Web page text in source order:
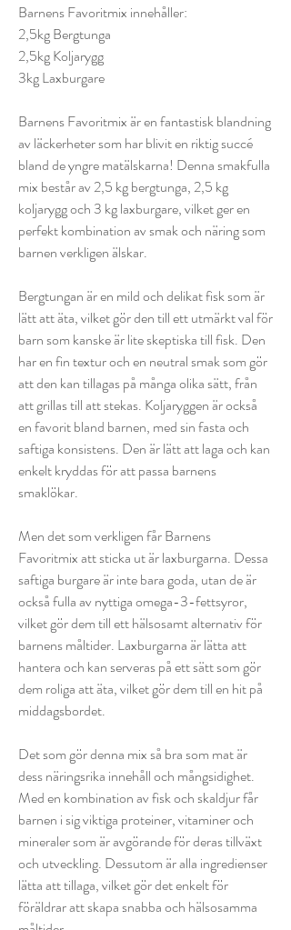
Barnens Favoritmix innehåller:
2,5kg Bergtunga
2,5kg Koljarygg
3kg Laxburgare
Barnens Favoritmix är en fantastisk blandning
av läckerheter som har blivit en riktig succé
bland de yngre matälskarna! Denna smakfulla
mix består av 2,5 kg bergtunga, 2,5 kg
koljarygg och 3 kg laxburgare, vilket ger en
perfekt kombination av smak och näring som
barnen verkligen älskar.
Bergtungan är en mild och delikat fisk som är
lätt att äta, vilket gör den till ett utmärkt val för
barn som kanske är lite skeptiska till fisk. Den
har en fin textur och en neutral smak som gör
att den kan tillagas på många olika sätt, från
att grillas till att stekas. Koljaryggen är också
en favorit bland barnen, med sin fasta och
saftiga konsistens. Den är lätt att laga och kan
enkelt kryddas för att passa barnens
smaklökar.
Men det som verkligen får Barnens
Favoritmix att sticka ut är laxburgarna. Dessa
saftiga burgare är inte bara goda, utan de är
också fulla av nyttiga omega-3-fettsyror,
vilket gör dem till ett hälsosamt alternativ för
barnens måltider. Laxburgarna är lätta att
hantera och kan serveras på ett sätt som gör
dem roliga att äta, vilket gör dem till en hit på
middagsbordet.
Det som gör denna mix så bra som mat är
dess näringsrika innehåll och mångsidighet.
Med en kombination av fisk och skaldjur får
barnen i sig viktiga proteiner, vitaminer och
mineraler som är avgörande för deras tillväxt
och utveckling. Dessutom är alla ingredienser
lätta att tillaga, vilket gör det enkelt för
föräldrar att skapa snabba och hälsosamma